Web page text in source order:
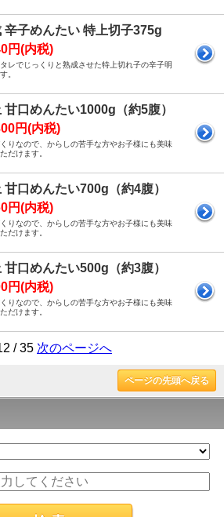
辛子めんたい 特上切子375g
円(内税)
レでじっくりと熟成させた特上切れ子の辛子明
。
甘口めんたい1000g（約5腹）
円(内税)
りなので、からしの苦手な方やお子様にも美味
だけます。
甘口めんたい700g（約4腹）
円(内税)
りなので、からしの苦手な方やお子様にも美味
だけます。
甘口めんたい500g（約3腹）
円(内税)
りなので、からしの苦手な方やお子様にも美味
だけます。
/ 35 次のページへ
ページの先頭へ戻る